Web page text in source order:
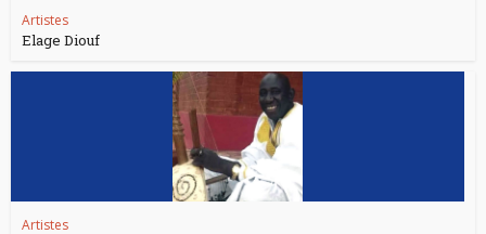
Artistes
Elage Diouf
Artistes